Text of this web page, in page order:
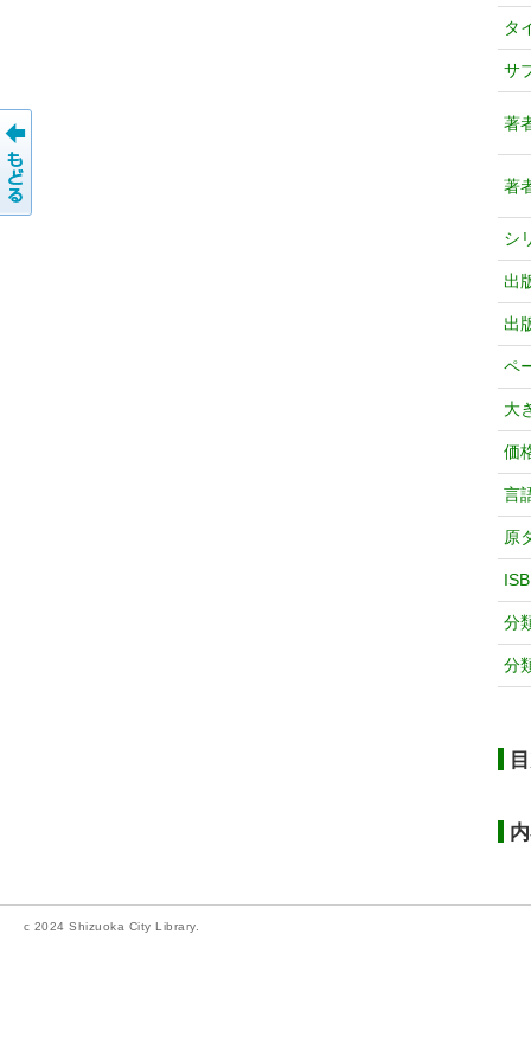
タ
サ
著
著
シ
出
出
ペ
大
価
言
原
分
分
c 2024 Shizuoka City Library.